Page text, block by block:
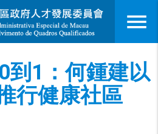
menu
到1：何鍾建以
行健康社區